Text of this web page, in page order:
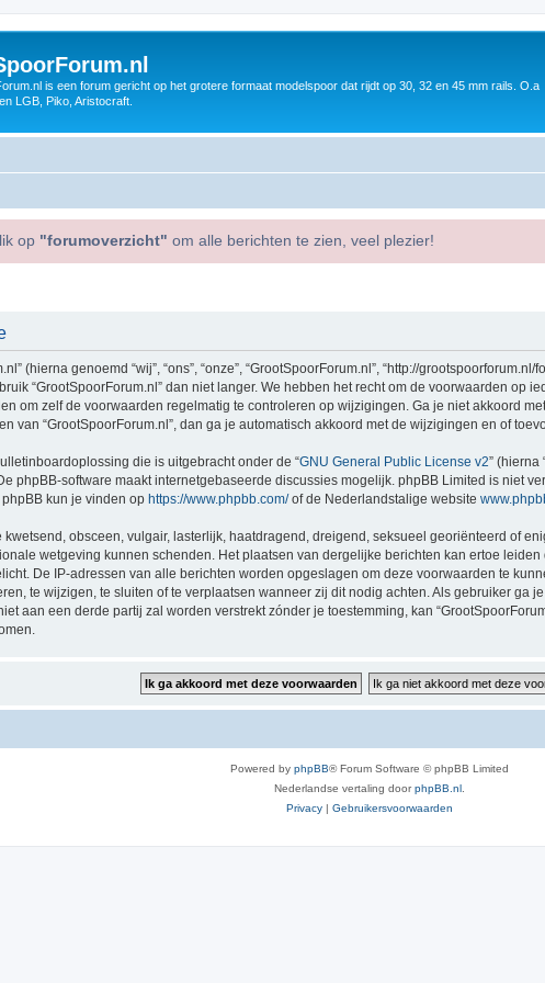
is een forum gericht op het grotere formaat modelspoor dat rijdt op 30, 32 en 45 mm rails. O.a
LGB, Piko, Aristocraft.
op "forumoverzicht" om alle berichten te zien, veel plezier!
(hierna genoemd “wij”, “ons”, “onze”, “GrootSpoorForum.nl”, “http://
“GrootSpoorForum.nl” dan niet langer. We hebben het recht om de voorwaarden op
om zelf de voorwaarden regelmatig te controleren op wijzigingen. Ga je niet akkoord
van “GrootSpoorForum.nl”, dan ga je automatisch akkoord met de wijzigingen en of
die is uitgebracht onder de “GNU General Public License v2” (hierna
phpBB-software maakt internetgebaseerde discussies mogelijk. phpBB Limited is niet
kun je vinden op https://www.phpbb.com/of de Nederlandstalige website
obsceen, vulgair, lasterlijk, haatdragend, dreigend, seksueel georiënteerd of
wetgeving kunnen schenden. Het plaatsen van dergelijke berichten kan ertoe
De IP-adressen van alle berichten worden opgeslagen om deze voorwaarden te
te wijzigen, te sluiten of te verplaatsen wanneer zij dit nodig achten. Als gebruiker ga
aan een derde partij zal worden verstrekt zónder je toestemming, kan
Powered by phpBB® Forum Software © phpBB Limited
Nederlandse vertaling doorphpBB.nl
Privacy | Gebruikersvoorwaarden